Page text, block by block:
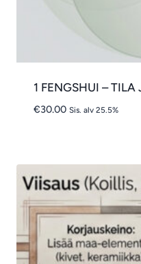
1 FENGSHUI –
€30.00 Sis. alv 25.5%